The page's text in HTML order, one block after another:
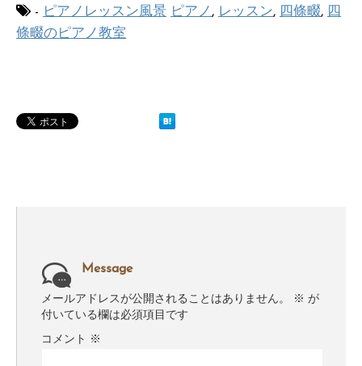
- ピアノレッスン風景 ピアノ , レッスン, 四條畷, 四
條畷のピアノ教室
Message
メールアドレスが公開されることはありません。 ※ が
付いている欄は必須項目です
コメント ※